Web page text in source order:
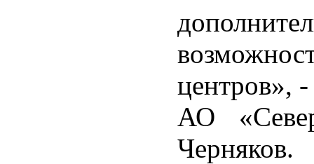
центров»,
АО
Черняков.